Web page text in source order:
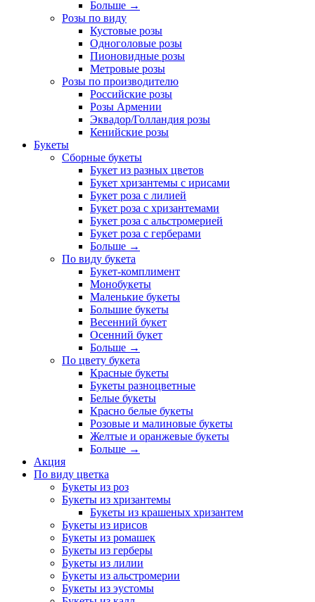
Больше →
Розы по виду
Кустовые розы
Одноголовые розы
Пионовидные розы
Метровые розы
Розы по производителю
Российские розы
Розы Армении
Эквадор/Голландия розы
Кенийские розы
Букеты
Сборные букеты
Букет из разных цветов
Букет хризантемы с ирисами
Букет роза с лилией
Букет роза с хризантемами
Букет роза с альстромерией
Букет роза с герберами
Больше →
По виду букета
Букет-комплимент
Монобукеты
Маленькие букеты
Большие букеты
Весенний букет
Осенний букет
Больше →
По цвету букета
Красные букеты
Букеты разноцветные
Белые букеты
Красно белые букеты
Розовые и малиновые букеты
Желтые и оранжевые букеты
Больше →
Акция
По виду цветка
Букеты из роз
Букеты из хризантемы
Букеты из крашеных хризантем
Букеты из ирисов
Букеты из ромашек
Букеты из герберы
Букеты из лилии
Букеты из альстромерии
Букеты из эустомы